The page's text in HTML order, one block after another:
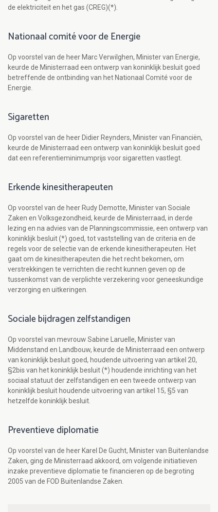
de elektriciteit en het gas (CREG)(*).
Nationaal comité voor de Energie
Op voorstel van de heer Marc Verwilghen, Minister van Energie,
keurde de Ministerraad een ontwerp van koninklijk besluit goed
betreffende de ontbinding van het Nationaal Comité voor de
Energie.
Sigaretten
Op voorstel van de heer Didier Reynders, Minister van Financiën,
keurde de Ministerraad een ontwerp van koninklijk besluit goed
dat een referentieminimumprijs voor sigaretten vastlegt.
Erkende kinesitherapeuten
Op voorstel van de heer Rudy Demotte, Minister van Sociale
Zaken en Volksgezondheid, keurde de Ministerraad, in derde
lezing en na advies van de Planningscommissie, een ontwerp van
koninklijk besluit (*) goed, tot vaststelling van de criteria en de
regels voor de selectie van de erkende kinesitherapeuten. Het
gaat om de kinesitherapeuten die het recht bekomen, om
verstrekkingen te verrichten die recht kunnen geven op de
tussenkomst van de verplichte verzekering voor geneeskundige
verzorging en uitkeringen.
Sociale bijdragen zelfstandigen
Op voorstel van mevrouw Sabine Laruelle, Minister van
Middenstand en Landbouw, keurde de Ministerraad een ontwerp
van koninklijk besluit goed, houdende uitvoering van artikel 20,
§2bis van het koninklijk besluit (*) houdende inrichting van het
sociaal statuut der zelfstandigen en een tweede ontwerp van
koninklijk besluit houdende uitvoering van artikel 15, §5 van
hetzelfde koninklijk besluit.
Preventieve diplomatie
Op voorstel van de heer Karel De Gucht, Minister van Buitenlandse
Zaken, ging de Ministerraad akkoord, om volgende initiatieven
inzake preventieve diplomatie te financieren op de begroting
2005 van de FOD Buitenlandse Zaken.